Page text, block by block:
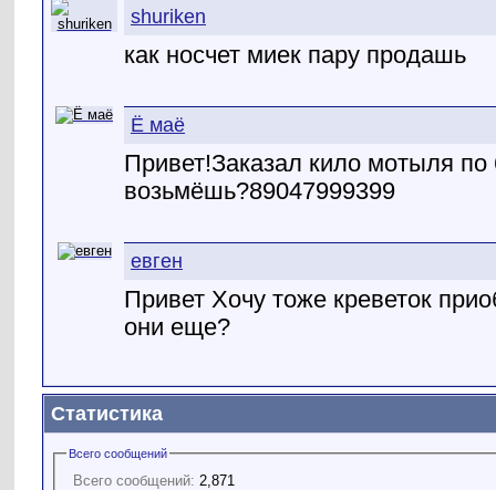
shuriken
как носчет миек пару продашь
Ё маё
Привет!Заказал кило мотыля
возьмёшь?89047999399
евген
Привет Хочу тоже креветок
они еще?
Статистика
Всего сообщений
Всего сообщений: 2,871